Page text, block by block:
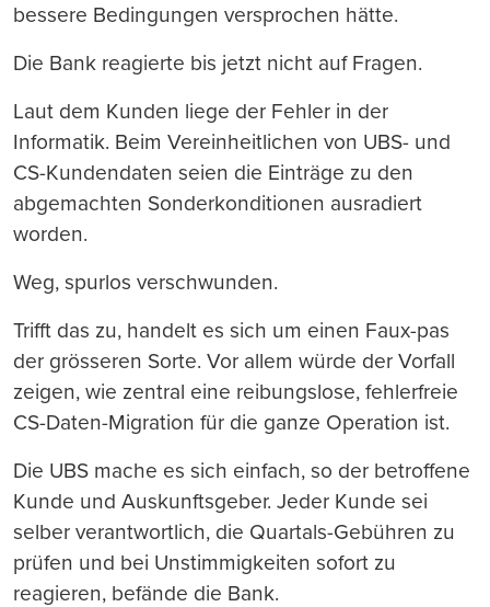
bessere Bedingungen versprochen hätte.
Die Bank reagierte bis jetzt nicht auf Fragen.
Laut dem Kunden liege der Fehler in der
Informatik. Beim Vereinheitlichen von UBS- und
CS-Kundendaten seien die Einträge zu den
abgemachten Sonderkonditionen ausradiert
worden.
Weg, spurlos verschwunden.
Trifft das zu, handelt es sich um einen Faux-pas
der grösseren Sorte. Vor allem würde der Vorfall
zeigen, wie zentral eine reibungslose, fehlerfreie
CS-Daten-Migration für die ganze Operation ist.
Die UBS mache es sich einfach, so der betroffene
Kunde und Auskunftsgeber. Jeder Kunde sei
selber verantwortlich, die Quartals-Gebühren zu
prüfen und bei Unstimmigkeiten sofort zu
reagieren, befände die Bank.